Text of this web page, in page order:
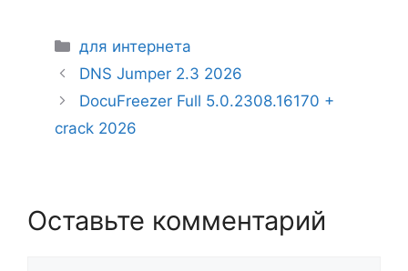
Рубрики
для интернета
DNS Jumper 2.3 2026
DocuFreezer Full 5.0.2308.16170 +
crack 2026
Оставьте комментарий